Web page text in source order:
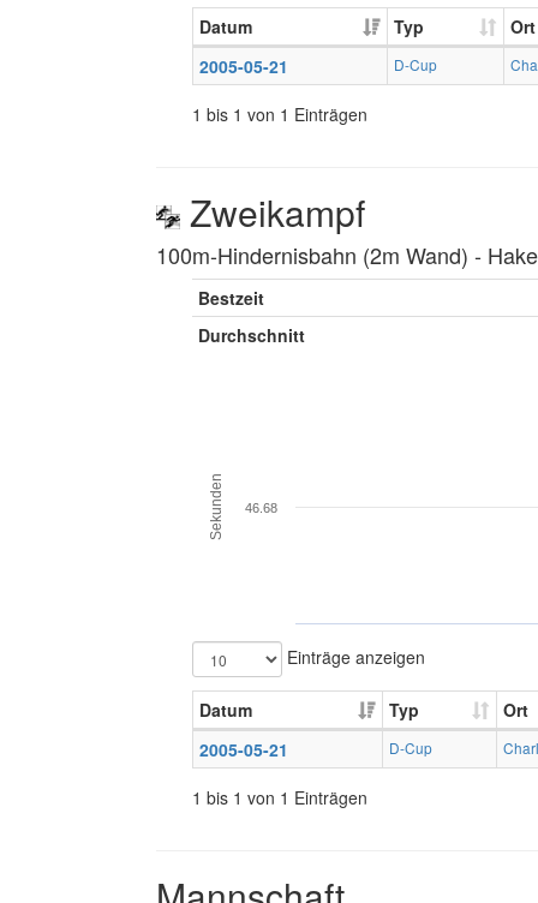
Datum Typ
Ort
2005-05-21
D-Cup
1 bis 1 von 1 Einträgen
Zweikampf
100m-Hindernisbahn (2m Wand) ‐
Bestzeit
Durchschnitt
Sekunden 46.68
Einträge anzeigen
Datum Typ
Ort
2005-05-21
D-Cup
1 bis 1 von 1 Einträgen